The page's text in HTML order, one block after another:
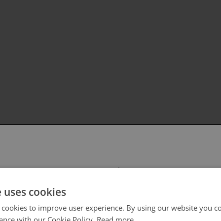
your region/language
cookies
to improve user experience. By using our website you